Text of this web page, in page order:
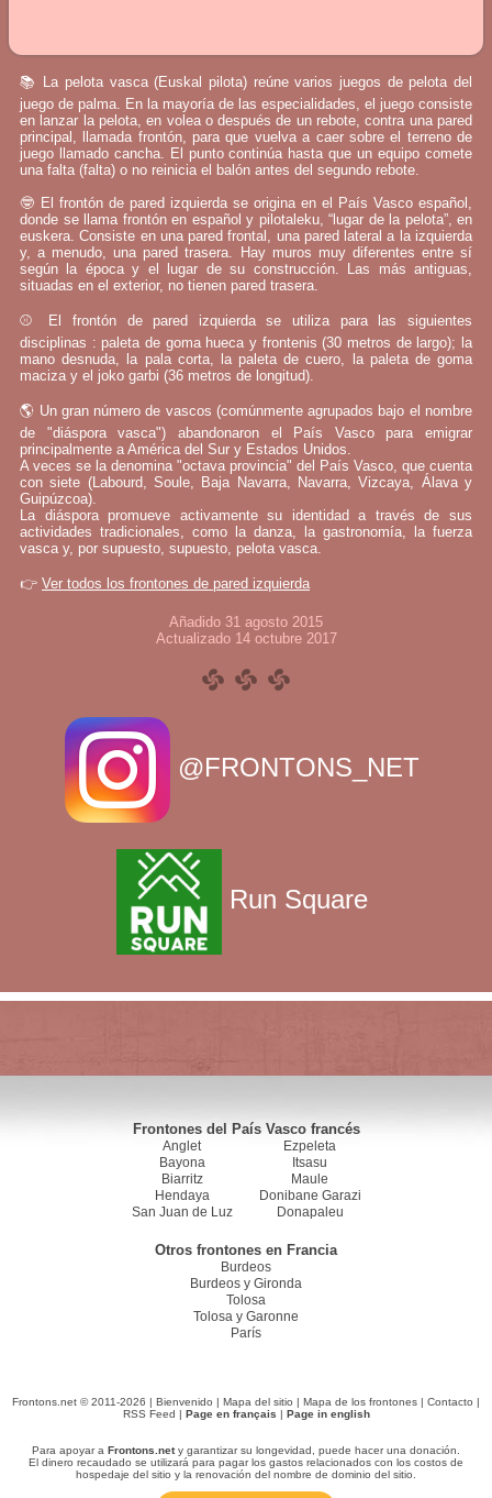
📚 La pelota vasca (Euskal pilota) reúne varios juegos de pelota del
juego de palma. En la mayoría de las especialidades, el juego consiste
en lanzar la pelota, en volea o después de un rebote, contra una pared
principal, llamada frontón, para que vuelva a caer sobre el terreno de
juego llamado cancha. El punto continúa hasta que un equipo comete
una falta (falta) o no reinicia el balón antes del segundo rebote.
🤓 El frontón de pared izquierda se origina en el País Vasco español,
donde se llama frontón en español y pilotaleku, “lugar de la pelota”, en
euskera. Consiste en una pared frontal, una pared lateral a la izquierda
y, a menudo, una pared trasera. Hay muros muy diferentes entre sí
según la época y el lugar de su construcción. Las más antiguas,
situadas en el exterior, no tienen pared trasera.
⚾ El frontón de pared izquierda se utiliza para las siguientes
disciplinas : paleta de goma hueca y frontenis (30 metros de largo); la
mano desnuda, la pala corta, la paleta de cuero, la paleta de goma
maciza y el joko garbi (36 metros de longitud).
🌎 Un gran número de vascos (comúnmente agrupados bajo el nombre
de "diáspora vasca") abandonaron el País Vasco para emigrar
principalmente a América del Sur y Estados Unidos.
A veces se la denomina "octava provincia" del País Vasco, que cuenta
con siete (Labourd, Soule, Baja Navarra, Navarra, Vizcaya, Álava y
Guipúzcoa).
La diáspora promueve activamente su identidad a través de sus
actividades tradicionales, como la danza, la gastronomía, la fuerza
vasca y, por supuesto, supuesto, pelota vasca.
👉 Ver todos los frontones de pared izquierda
Añadido 31 agosto 2015
Actualizado 14 octubre 2017
@FRONTONS_NET
Run Square
Frontones del País Vasco francés
Anglet
Bayona
Biarritz
Hendaya
San Juan de Luz
Ezpeleta
Itsasu
Maule
Donibane Garazi
Donapaleu
Otros frontones en Francia
Burdeos
Burdeos y Gironda
Tolosa
Tolosa y Garonne
París
Frontons.net © 2011-2026 | Bienvenido | Mapa del sitio | Mapa de los frontones | Contacto |
RSS Feed | Page en français | Page in english
Para apoyar a Frontons.nety garantizar su longevidad, puede hacer una donación.
El dinero recaudado se utilizará para pagar los gastos relacionados con los costos de
hospedaje del sitio y la renovación del nombre de dominio del sitio.